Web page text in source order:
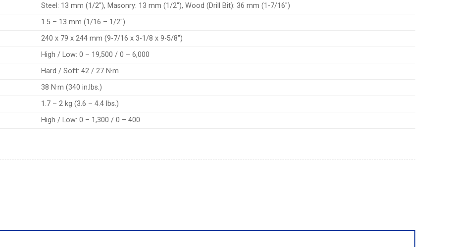
Steel: 13 mm (1/2″), Masonry: 13 mm (1/2″), Wood (Drill Bit): 36 mm (1-7/16″)
1.5 – 13 mm (1/16 – 1/2″)
240 x 79 x 244 mm (9-7/16 x 3-1/8 x 9-5/8″)
High / Low: 0 – 19,500 / 0 – 6,000
Hard / Soft: 42 / 27 N·m
38 N·m (340 in.lbs.)
1.7 – 2 kg (3.6 – 4.4 lbs.)
High / Low: 0 – 1,300 / 0 – 400